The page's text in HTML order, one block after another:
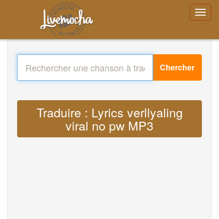
Chercher
Traduire : Lyrics verllyaling
viral no pw MP3